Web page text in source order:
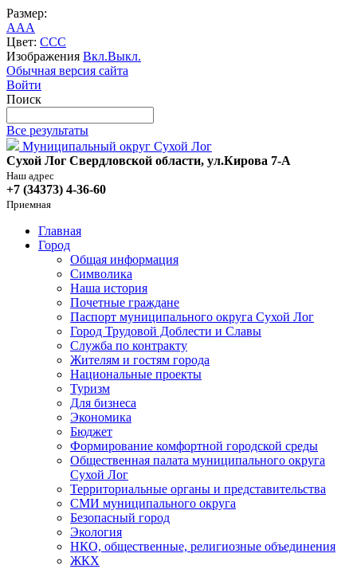
Размер:
AAA
Цвет: CCC
Изображения Вкл.Выкл.
Обычная версия сайта
Войти
Поиск
Все результаты
Муниципальный округ Сухой Лог
Сухой Лог Свердловской области, ул.Кирова 7-А
Наш адрес
+7 (34373) 4-36-60
Приемная
Главная
Город
Общая информация
Символика
Наша история
Почетные граждане
Паспорт муниципального округа Сухой Лог
Город Трудовой Доблести и Славы
Служба по контракту
Жителям и гостям города
Национальные проекты
Туризм
Для бизнеса
Экономика
Бюджет
Формирование комфортной городской среды
Общественная палата муниципального округа
Сухой Лог
Территориальные органы и представительства
СМИ муниципального округа
Безопасный город
Экология
НКО, общественные, религиозные объединения
ЖКХ